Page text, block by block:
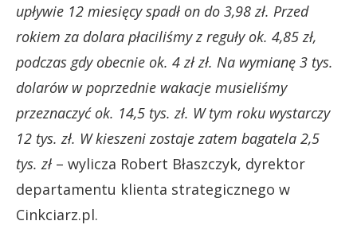
upływie 12 miesięcy spadł on do 3,98 zł. Przed
rokiem za dolara płaciliśmy z reguły ok. 4,85 zł,
podczas gdy obecnie ok. 4 zł zł. Na wymianę 3 tys.
dolarów w poprzednie wakacje musieliśmy
przeznaczyć ok. 14,5 tys. zł. W tym roku wystarczy
12 tys. zł. W kieszeni zostaje zatem bagatela 2,5
tys. zł – wylicza Robert Błaszczyk, dyrektor
departamentu klienta strategicznego w
Cinkciarz.pl.